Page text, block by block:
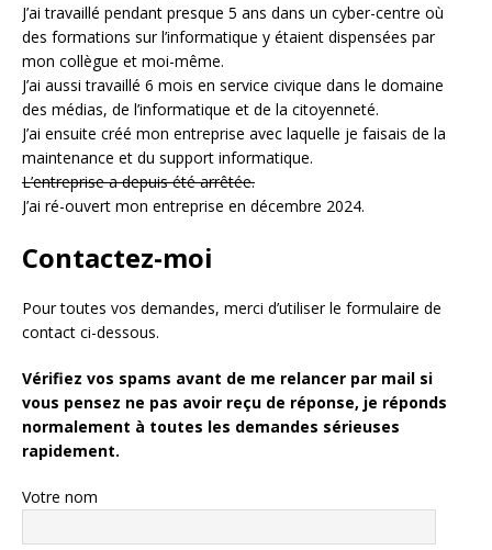
J’ai travaillé pendant presque 5 ans dans un cyber-centre où
des formations sur l’informatique y étaient dispensées par
mon collègue et moi-même.
J’ai aussi travaillé 6 mois en service civique dans le domaine
des médias, de l’informatique et de la citoyenneté.
J’ai ensuite créé mon entreprise avec laquelle je faisais de la
maintenance et du support informatique.
L’entreprise a depuis été arrêtée.
J’ai ré-ouvert mon entreprise en décembre 2024.
Contactez-moi
Pour toutes vos demandes, merci d’utiliser le formulaire de
contact ci-dessous.
Vérifiez vos spams avant de me relancer par mail si
vous pensez ne pas avoir reçu de réponse, je réponds
normalement à toutes les demandes sérieuses
rapidement.
Votre nom